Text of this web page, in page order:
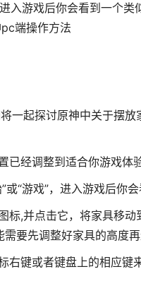
入游戏后你会看到一个
端操作方法
一起探讨原神中关于摆
已经调整到适合你游戏体
或“游戏”，进入游戏后你
标,并点击它，将家具移
要先调整好家具的高度再
右键或者键盘上的相应键